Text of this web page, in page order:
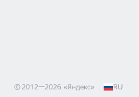
© 2012—2026 «Яндекс» RU